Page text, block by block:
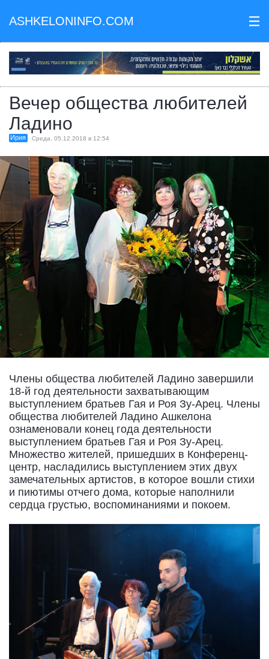
ASHKELONINFO.COM III
Вечер общества любителей
Ладино
Ирия Среда, 05.12.2018 в 12:54
Члены общества любителей Ладино завершили
18-й год деятельности захватывающим
выступлением братьев Гая и Роя Зу-Арец. Члены
общества любителей Ладино Ашкелона
ознаменовали конец года деятельности
выступлением братьев Гая и Роя Зу-Арец.
Множество жителей, пришедших в Конференц-
центр, насладились выступлением этих двух
замечательных артистов, в которое вошли стихи
и пиютимы отчего дома, которые наполнили
сердца грустью, воспоминаниями и покоем.